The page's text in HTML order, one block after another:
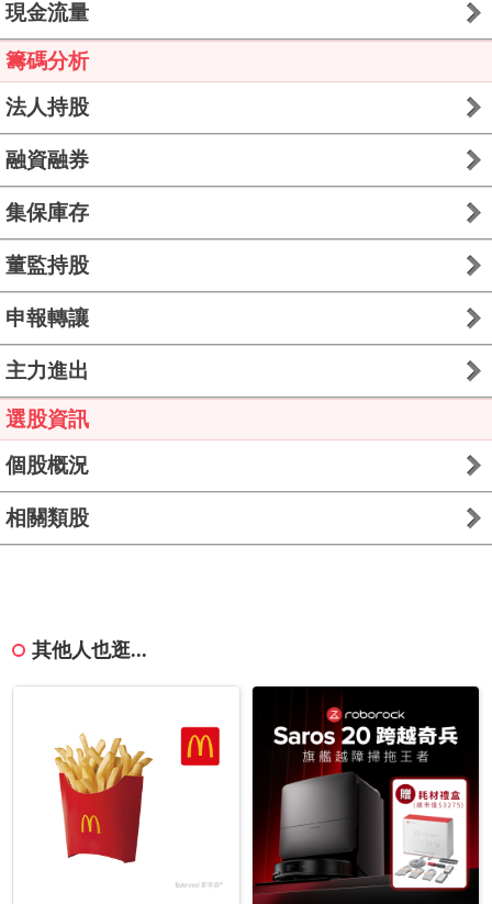
現金流量
籌碼分析
法人持股
融資融券
集保庫存
董監持股
申報轉讓
主力進出
選股資訊
個股概況
相關類股
其他人也逛...